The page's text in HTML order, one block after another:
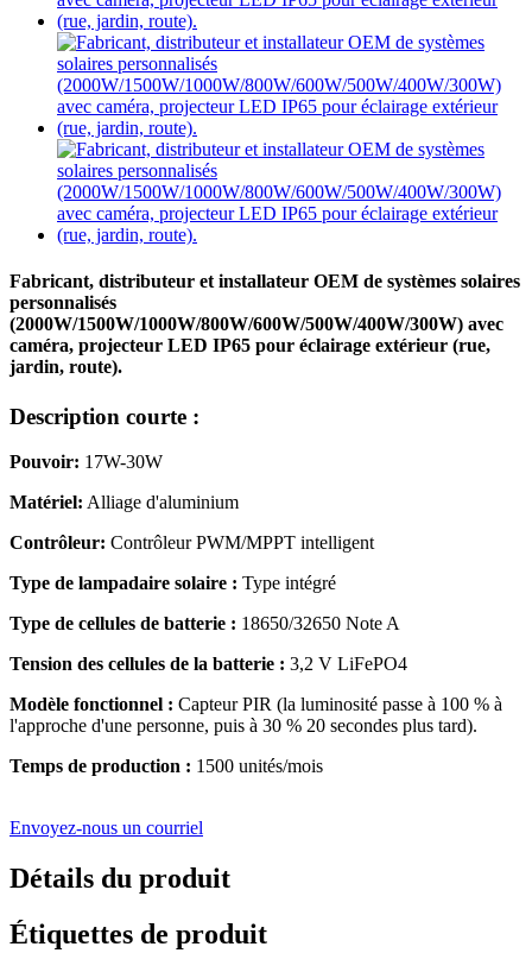
Fabricant, distributeur et installateur OEM de systèmes solaires
personnalisés
(2000W/1500W/1000W/800W/600W/500W/400W/300W) avec
caméra, projecteur LED IP65 pour éclairage extérieur (rue,
jardin, route).
Description courte :
Pouvoir: 17W-30W
Matériel: Alliage d'aluminium
Contrôleur: Contrôleur PWM/MPPT intelligent
Type de lampadaire solaire : Type intégré
Type de cellules de batterie : 18650/32650 Note A
Tension des cellules de la batterie : 3,2 V LiFePO4
Modèle fonctionnel : Capteur PIR (la luminosité passe à 100 % à
l'approche d'une personne, puis à 30 % 20 secondes plus tard).
Temps de production : 1500 unités/mois
Envoyez-nous un courriel
Détails du produit
Étiquettes de produit